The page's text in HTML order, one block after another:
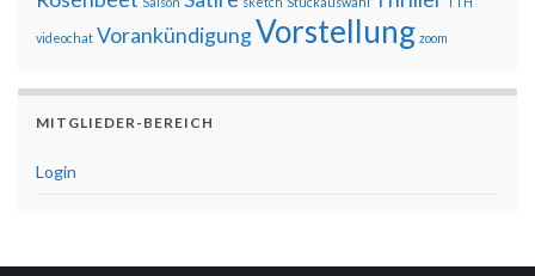
videochat VorankündigungVorstellung zoom
MITGLIEDER-BEREICH
Login